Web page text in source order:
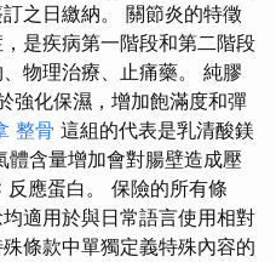
之日繳納。 關節炎的特徵
是疾病第一階段和第二階段
物理治療、止痛藥。 純膠
強化保濕，增加飽滿度和彈
整骨 這組的代表是乳清酸鎂
含量增加會對腸壁造成壓
應蛋白。 保險的所有條
適用於與日常語言使用相對
條款中單獨定義特殊內容的